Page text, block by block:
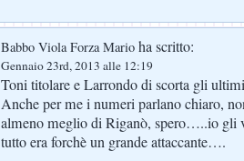
Babbo Viola Forza Mario ha scritto:
Gennaio 23rd, 2013 alle 12:19
Toni titolare e Larrondo di scorta gli
Anche per me i numeri parlano chiaro,
almeno meglio di Riganò, spero…..io gli
tutto era forchè un grande attaccante….